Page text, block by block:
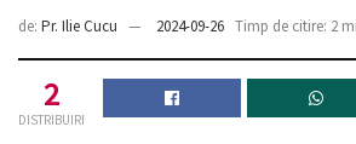
de: Pr. Ilie Cucu 2024-09-26 Timp de citire: 2
2
DISTRIBUIRI